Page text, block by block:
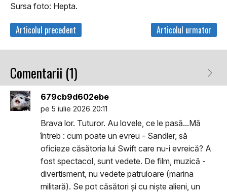
Sursa foto: Hepta.
Articolul precedent Articolul urmator
Comentarii (1)
679cb9d602ebe
pe 5 iulie 2026 20:11
Brava lor. Tuturor. Au lovele, ce le pasă...Mă
întreb : cum poate un evreu - Sandler, să
oficieze căsătoria lui Swift care nu-i evreică? A
fost spectacol, sunt vedete. De film, muzică -
divertisment, nu vedete patruloare (marina
militară). Se pot căsători și cu niște alieni, un